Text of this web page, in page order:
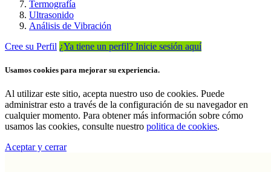
Termografía
Ultrasonido
Análisis de Vibración
Cree su Perfil ¿Ya tiene un perfil? Inicie sesión aquí
Usamos cookies para mejorar su experiencia.
Al utilizar este sitio, acepta nuestro uso de cookies. Puede
administrar esto a través de la configuración de su navegador en
cualquier momento. Para obtener más información sobre cómo
usamos las cookies, consulte nuestro politica de cookies.
Aceptar y cerrar